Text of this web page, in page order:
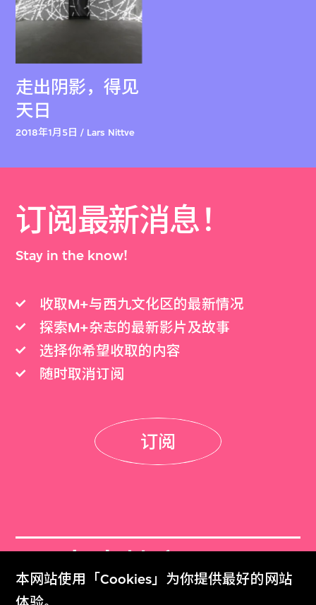
本网站使用「Cookies」为你提供最好的网站
走出阴影，得见
天日
2018年1月5日 / Lars Nittve
订阅最新消息！
Stay in the know!
收取M+与西九文化区的最新情况
探索M+杂志的最新影片及故事
选择你希望收取的内容
随时取消订阅
订阅
M+杂志档案
M+ Magazine Archive